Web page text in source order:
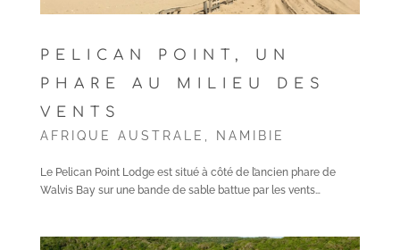
PELICAN POINT, UN
PHARE AU MILIEU DES
VENTS
AFRIQUE AUSTRALE NAMIBIE
Le Pelican Point Lodge est situé à côté de l’ancien phare de
Walvis Bay sur une bande de sable battue par les vents…